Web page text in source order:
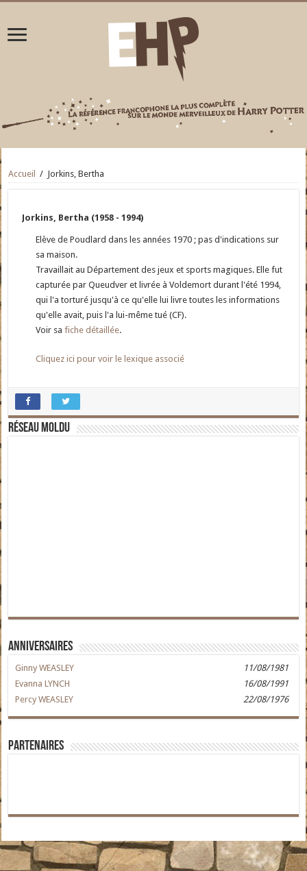
Accueil / Jorkins, Bertha
Jorkins, Bertha (1958 - 1994)
Elève de Poudlard dans les années 1970 ; pas d'indications sur
sa maison.
Travaillait au Département des jeux et sports magiques. Elle fut
capturée par Queudver et livrée à Voldemort durant l'été 1994,
qui l'a torturé jusqu'à ce qu'elle lui livre toutes les informations
qu'elle avait, puis l'a lui-même tué (CF).
Voir safiche détaillée.
Cliquez ici pour voir le lexique associé
Réseau moldu
Anniversaires
Ginny WEASLEY
11/08/1981
Evanna LYNCH
16/08/1991
Percy WEASLEY
22/08/1976
Partenaires